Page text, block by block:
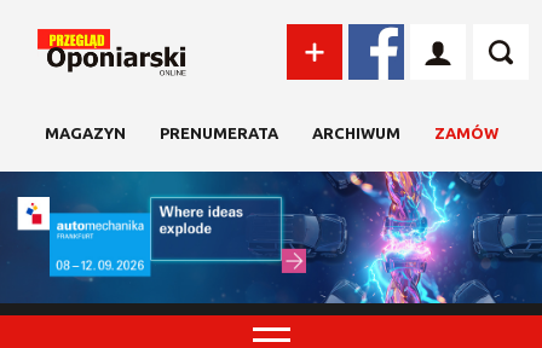
MAGAZYN PRENUMERATA ARCHIWUM ZAMÓW